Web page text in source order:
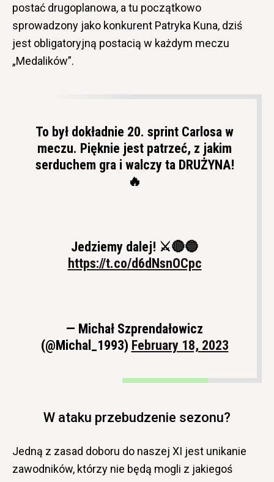
postać drugoplanowa, a tu początkowo
sprowadzony jako konkurent Patryka Kuna, dziś
jest obligatoryjną postacią w każdym meczu
„Medalików”.
To był dokładnie 20. sprint Carlosa w
meczu. Pięknie jest patrzeć, z jakim
serduchem gra i walczy ta DRUŻYNA!
🔥
Jedziemy dalej! ⚔️🔴🔵
https://t.co/d6dNsnOCpc
— Michał Szprendałowicz
(@Michal_1993) February 18, 2023
W ataku przebudzenie sezonu?
Jedną z zasad doboru do naszej XI jest unikanie
zawodników, którzy nie będą mogli z jakiegoś